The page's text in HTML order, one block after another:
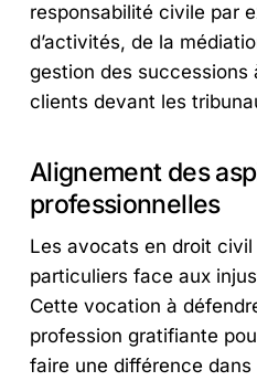
responsabilité civile par
d’activités, de la
gestion des successions
clients devant les
Alignement des
professionnelles
Les avocats en droit
particuliers face aux
Cette vocation à
profession gratifiante
faire une différence